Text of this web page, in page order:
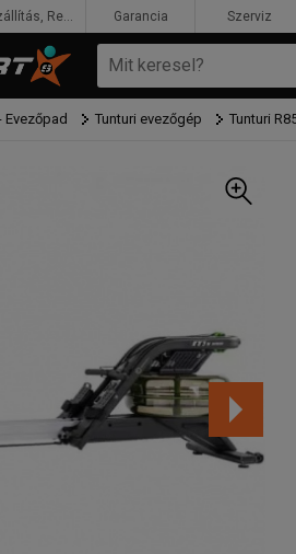
Evezőpad Tunturi evezőgép Tunturi
Szállítás, Rendelés, Fizetés Garancia Szerviz